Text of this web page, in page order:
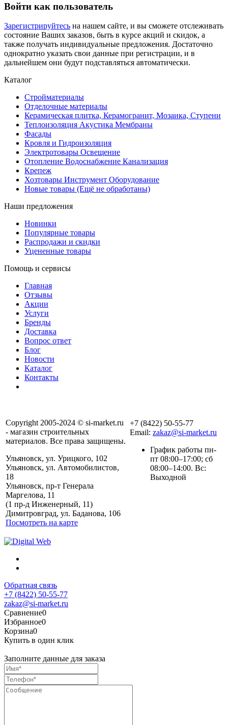
Войти как пользователь
Зарегистрируйтесь на нашем сайте, и вы сможете отслеживать
состояние Ваших заказов, быть в курсе акций и скидок, а
также получать индивидуальные предложения. Достаточно
однократно указать свои данные при регистрации, и в
дальнейшем они будут подставляться автоматически.
Каталог
Стройматериалы
Отделочные материалы
Керамическая плитка, Керамогранит, Мозаика, Ступени
Теплоизоляция Акустика Мембраны
Фасады
Кровля и Гидроизоляция
Электротовары Освещение
Отопление Водоснабжение Канализация
Крепеж
Хозтовары Инструмент Оборудование
Новые товары (Ещё не обработаны)
Наши предложения
Новинки
Популярные товары
Распродажи и скидки
Уцененные товары
Помощь и сервисы
Главная
Отзывы
Акции
Услуги
Бренды
Доставка
Вопрос ответ
Блог
Новости
Каталог
Контакты
Copyright 2005-2024 © si-market.ru
- магазин строительных
материалов. Все права защищены.
Ульяновск, ул. Урицкого, 102
Ульяновск, ул. Автомобилистов,
18
Ульяновск, пр-т Генерала
Маргелова, 11
(1 пр-д Инженерный, 11)
Димитровград, ул. Баданова, 106
Посмотреть на карте
+7 (8422) 50-55-77
Email: zakaz@si-market.ru
График работы пн-
пт 08:00–17:00; сб
08:00–14:00. Вс:
Выходной
Обратная связь
+7 (8422) 50-55-77
zakaz@si-market.ru
Сравнение0
Избранное0
Корзина0
Купить в один клик
Заполните данные для заказа